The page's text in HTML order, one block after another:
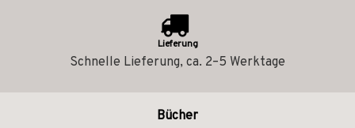
Lieferung
Schnelle Lieferung, ca. 2–5 Werktage
Bücher